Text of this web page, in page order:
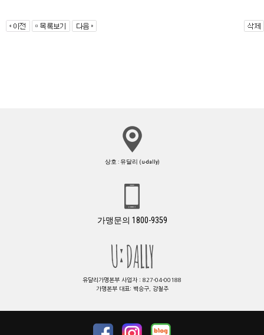
상호 : 유달리 (u-dally)
가맹문의 1800-9359
유달리가맹본부 사업자 : 827-04-00188
가맹본부 대표: 백승구, 강철주